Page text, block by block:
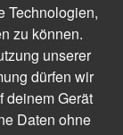
x 1080 px) als
Technologien,
zu können.
unserer
dürfen wir
deinem Gerät
Daten ohne